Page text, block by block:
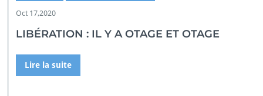
Oct 17,2020
LIBÉRATION : IL Y A OTAGE ET OTAGE
Lire la suite